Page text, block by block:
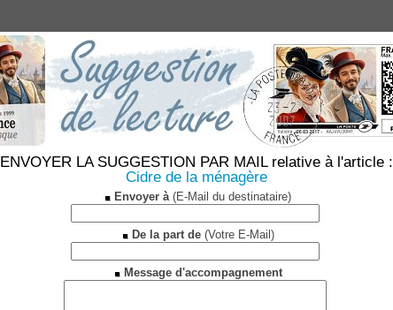
ENVOYER LA SUGGESTION PAR MAIL relative à l'article :
Cidre de la ménagère
Envoyer à(E-Mail du destinataire)
De la part de(Votre E-Mail)
Message d'accompagnement